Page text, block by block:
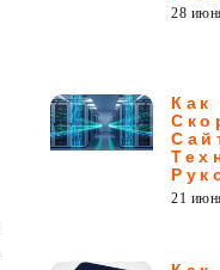
28
Как
21